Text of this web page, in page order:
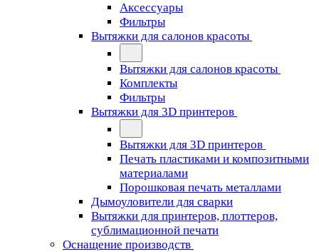
Аксессуары
Фильтры
Вытяжки для салонов красоты
Вытяжки для салонов красоты
Комплекты
Фильтры
Вытяжки для 3D принтеров
Вытяжки для 3D принтеров
Печать пластиками и композитными
материалами
Порошковая печать металлами
Дымоуловители для сварки
Вытяжки для принтеров, плоттеров,
сублимационной печати
Оснащение производств